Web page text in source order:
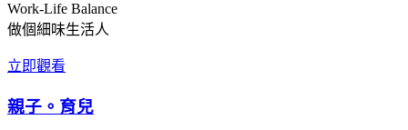
Work-Life Balance
做個細味生活人
立即觀看
親子。育兒